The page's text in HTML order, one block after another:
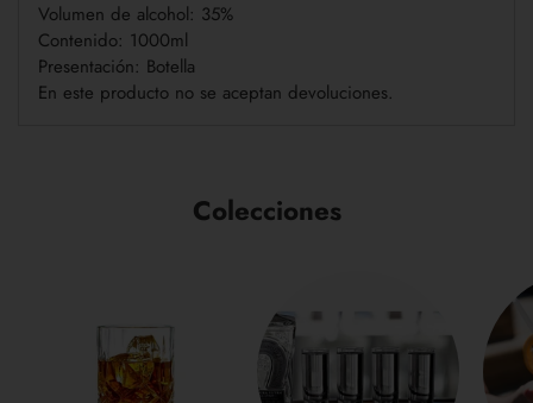
Volumen de alcohol: 35%
Contenido: 1000ml
Presentación: Botella
En este producto no se aceptan devoluciones.
Colecciones